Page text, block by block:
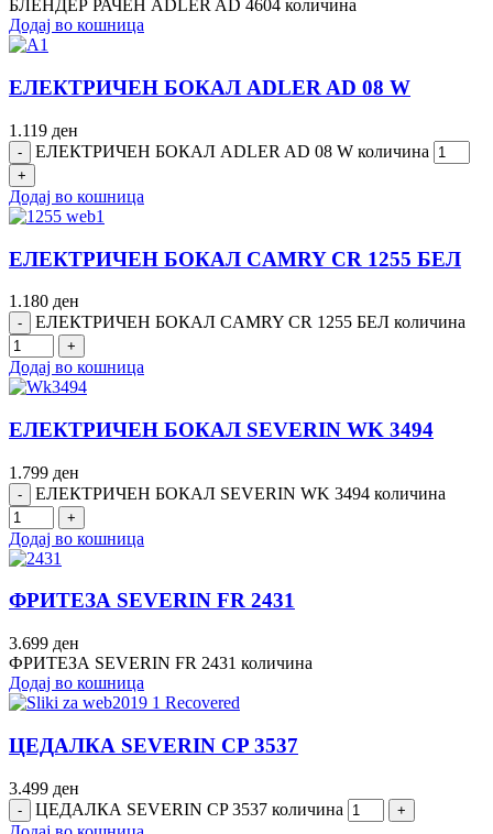
БЛЕНДЕР РАЧЕН ADLER AD 4604 количина
Додај во кошница
ЕЛЕКТРИЧЕН БОКАЛ ADLER AD 08 W
1.119 ден
ЕЛЕКТРИЧЕН БОКАЛ ADLER AD 08 W количина
Додај во кошница
ЕЛЕКТРИЧЕН БОКАЛ CAMRY CR 1255 БЕЛ
1.180 ден
ЕЛЕКТРИЧЕН БОКАЛ CAMRY CR 1255 БЕЛ количина
Додај во кошница
ЕЛЕКТРИЧЕН БОКАЛ SEVERIN WK 3494
1.799 ден
ЕЛЕКТРИЧЕН БОКАЛ SEVERIN WK 3494 количина
Додај во кошница
ФРИТЕЗА SEVERIN FR 2431
3.699 ден
ФРИТЕЗА SEVERIN FR 2431 количина
Додај во кошница
ЦЕДАЛКА SEVERIN CP 3537
3.499 ден
ЦЕДАЛКА SEVERIN CP 3537 количина